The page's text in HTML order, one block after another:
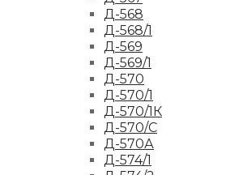
Д-568
Д-568/1
Д-569
Д-569/1
Д-570
Д-570/1
Д-570/1К
Д-570/С
Д-570А
Д-574/1